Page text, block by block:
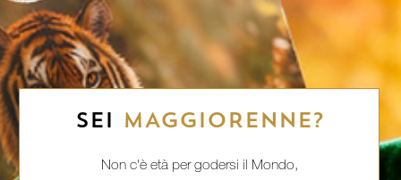
SEI MAGGIORENNE?
Non c'è età per godersi il Mondo,